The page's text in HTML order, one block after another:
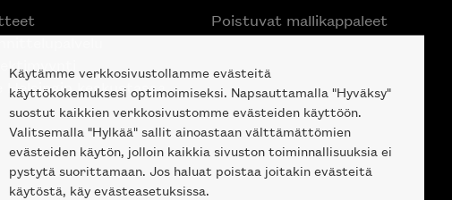
Helsingin keskustassa
Poistuvat mallikappaleet
Käytämme verkkosivustollamme evästeitä
käyttökokemuksesi optimoimiseksi. Napsauttamalla "Hyväksy"
suostut kaikkien verkkosivustomme evästeiden käyttöön.
Valitsemalla "Hylkää" sallit ainoastaan välttämättömien
evästeiden käytön, jolloin kaikkia sivuston toiminnallisuuksia ei
pystytä suorittamaan. Jos haluat poistaa joitakin evästeitä
käytöstä, käy evästeasetuksissa.